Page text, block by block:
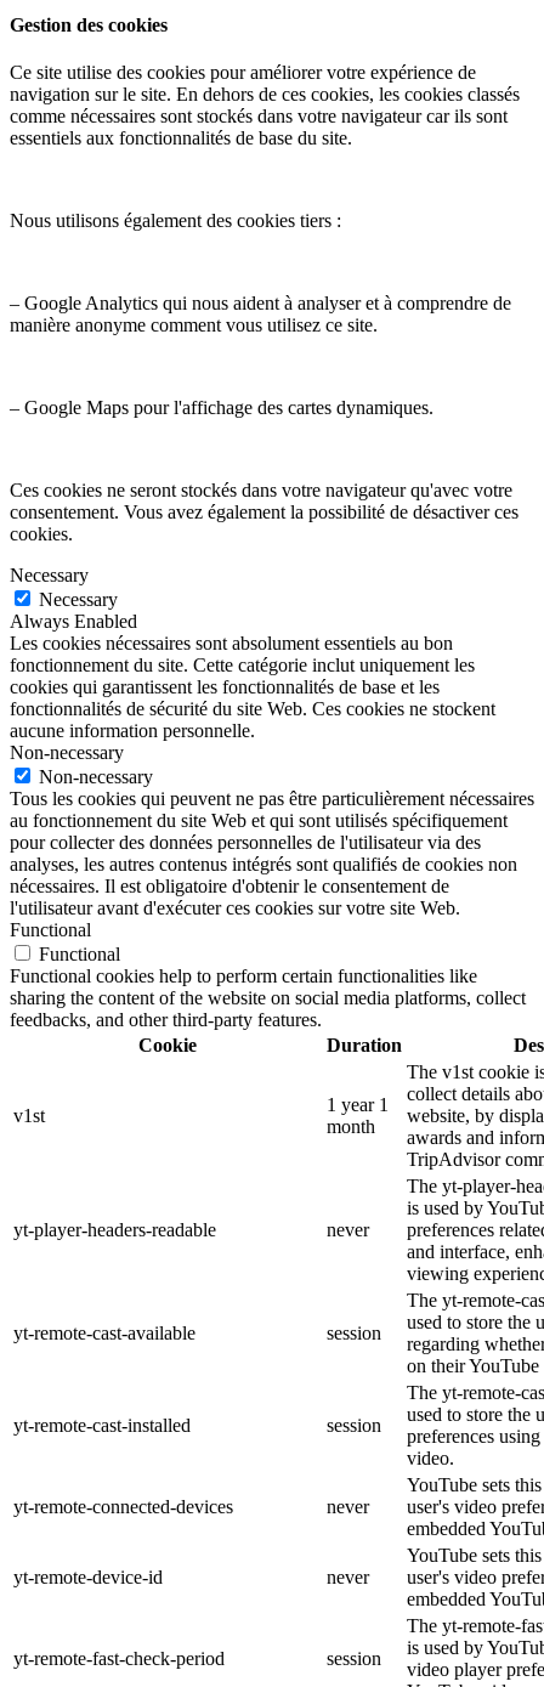
Gestion des cookies
Ce site utilise des cookies pour améliorer votre expérience de
navigation sur le site. En dehors de ces cookies, les cookies classés
comme nécessaires sont stockés dans votre navigateur car ils sont
essentiels aux fonctionnalités de base du site.
Nous utilisons également des cookies tiers :
– Google Analytics qui nous aident à analyser et à comprendre de
manière anonyme comment vous utilisez ce site.
– Google Maps pour l'affichage des cartes dynamiques.
Ces cookies ne seront stockés dans votre navigateur qu'avec votre
consentement. Vous avez également la possibilité de désactiver ces
cookies.
Necessary
Necessary
Always Enabled
Les cookies nécessaires sont absolument essentiels au bon
fonctionnement du site. Cette catégorie inclut uniquement les
cookies qui garantissent les fonctionnalités de base et les
fonctionnalités de sécurité du site Web. Ces cookies ne stockent
aucune information personnelle.
Non-necessary
Non-necessary
Tous les cookies qui peuvent ne pas être particulièrement nécessaires
au fonctionnement du site Web et qui sont utilisés spécifiquement
pour collecter des données personnelles de l'utilisateur via des
analyses, les autres contenus intégrés sont qualifiés de cookies non
nécessaires. Il est obligatoire d'obtenir le consentement de
l'utilisateur avant d'exécuter ces cookies sur votre site Web.
Functional
Functional
Functional cookies help to perform certain functionalities like
sharing the content of the website on social media platforms, collect
feedbacks, and other third-party features.
Cookie
Duration
v1st
1 year 1
month
The v1st cookie
collect details
website, by
awards and
TripAdvisor
yt-player-headers-readable never
The yt-player-
is used by
preferences
and interface,
viewing
yt-remote-cast-available session
The yt-remote-
used to store the
regarding
on their
yt-remote-cast-installed session
The yt-remote-
used to store the
preferences
video.
yt-remote-connected-devices never
YouTube sets
user's video
embedded
yt-remote-device-id never
YouTube sets
user's video
embedded
yt-remote-fast-check-period session
The yt-remote-
is used by
video player